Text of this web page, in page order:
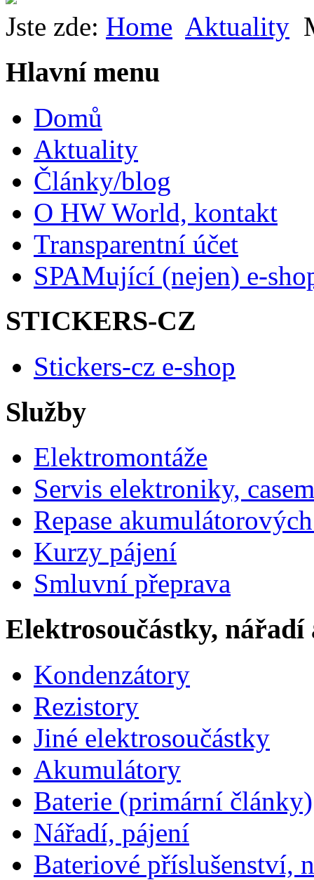
Jste zde: Home Aktuality
Hlavní menu
Domů
Aktuality
Články/blog
O HW World, kontakt
Transparentní účet
SPAMující (nejen) e-
STICKERS-CZ
Stickers-cz e-shop
Služby
Elektromontáže
Servis elektroniky,
Repase
Kurzy pájení
Smluvní přeprava
Elektrosoučástky, nářadí
Kondenzátory
Rezistory
Jiné elektrosoučástky
Akumulátory
Baterie (primární články)
Nářadí, pájení
Bateriové příslušenství,